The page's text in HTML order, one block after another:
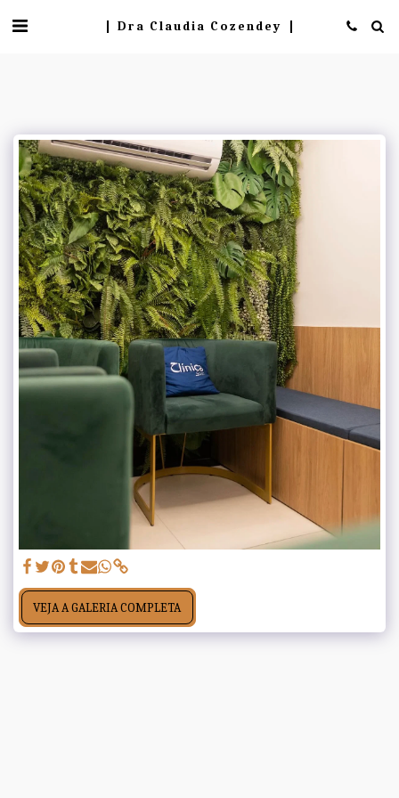
Dra Claudia Cozendey
VEJA A GALERIA COMPLETA